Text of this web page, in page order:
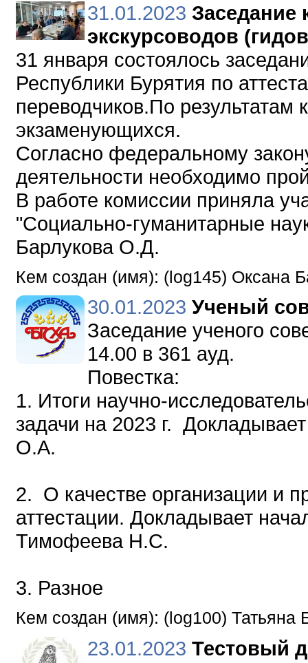
31.01.2023 Заседание
экскурсоводов
31 января состоялось
Республики Бурятия по
переводчиков.По
экзаменующихся.
Согласно федеральному
деятельности необходимо
В работе комиссии приняла
"Социально-гуманитарные
Барлукова О.Д.
Кем создан (имя): (log145) Оксана
30.01.2023 Ученый
Заседание ученого
14.00 в 361 ауд.
Повестка:
1. Итоги научно-
задачи на 2023 г.
О.А.
2. О качестве организации и
аттестации. Докладывает
Тимофеева Н.С.
3. Разное
Кем создан (имя): (log100) Татьяна
23.01.2023 Тестовый